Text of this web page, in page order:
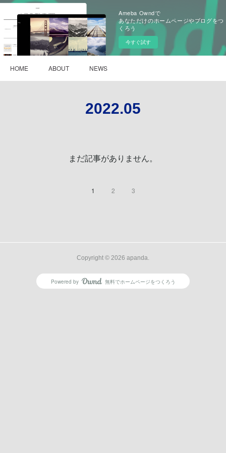
Ameba Owndで
あなただけのホームページやブログをつ
くろう
今すぐ試す
HOME ABOUT NEWS
2022.05
まだ記事がありません。
1 2 3
Copyright © 2026 apanda.
Powered by AmebaOwnd
無料でホームページをつくろう